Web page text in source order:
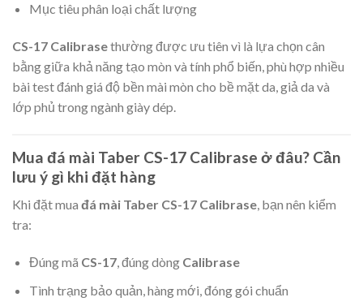
Mục tiêu phân loại chất lượng
CS-17 Calibrasethường được ưu tiên vì là lựa chọn cân
bằng giữa khả năng tạo mòn và tính phổ biến, phù hợp nhiều
bài test đánh giá độ bền mài mòn cho bề mặt da, giả da và
lớp phủ trong ngành giày dép.
Mua đá mài Taber CS-17 Calibrase ở đâu? Cần
lưu ý gì khi đặt hàng
Khi đặt mua đá mài Taber CS-17 Calibrase, bạn nên kiểm
tra:
Đúng mã CS-17, đúng dòng Calibrase
Tình trạng bảo quản, hàng mới, đóng gói chuẩn